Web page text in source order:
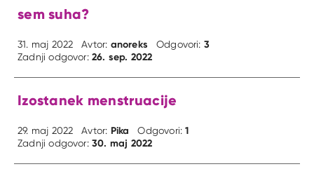
sem suha?
31. maj 2022 Avtor: anoreks Odgovori: 3
Zadnji odgovor:26. sep. 2022
Izostanek menstruacije
29. maj 2022 Avtor: Pika Odgovori:1
Zadnji odgovor:30. maj 2022